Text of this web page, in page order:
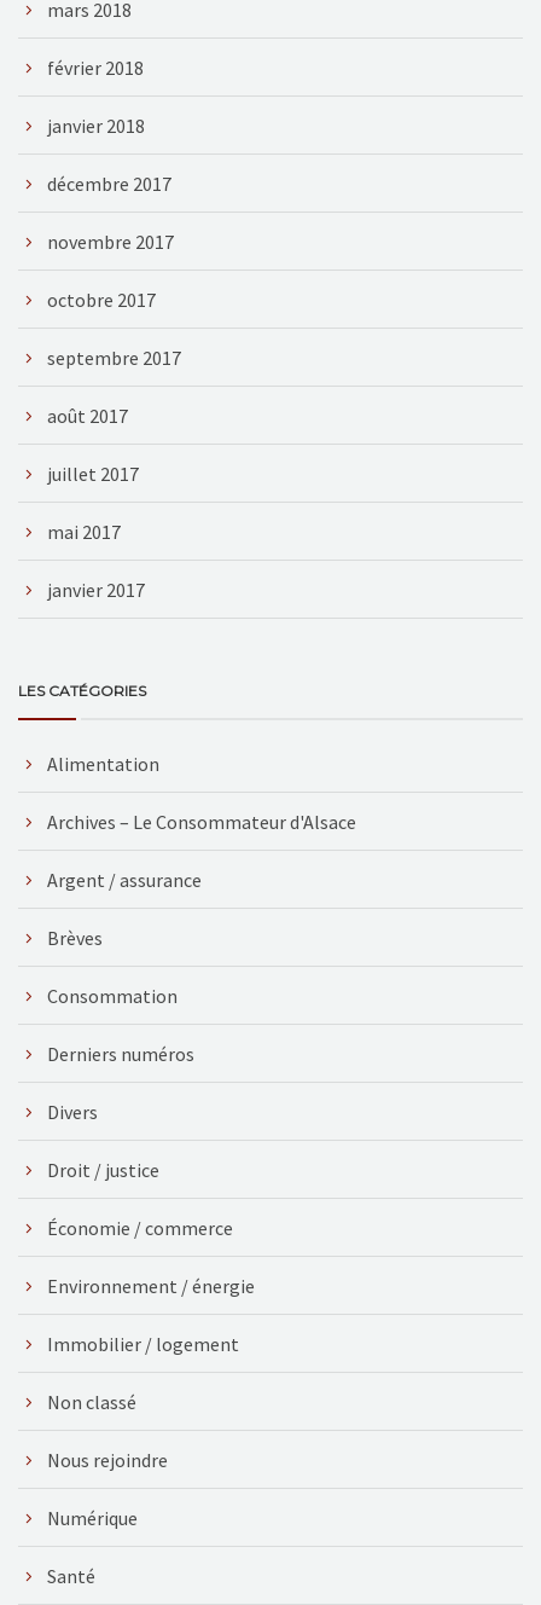
mars 2018
février 2018
janvier 2018
décembre 2017
novembre 2017
octobre 2017
septembre 2017
août 2017
juillet 2017
mai 2017
janvier 2017
LES CATÉGORIES
Alimentation
Archives – Le Consommateur d'Alsace
Argent / assurance
Brèves
Consommation
Derniers numéros
Divers
Droit / justice
Économie / commerce
Environnement / énergie
Immobilier / logement
Non classé
Nous rejoindre
Numérique
Santé